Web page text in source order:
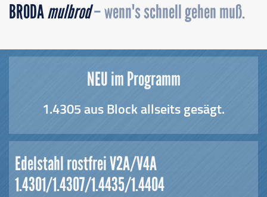
BRODAmulbrod– wenn's schnell gehen muß.
NEU im Programm
1.4305 aus Block allseits gesägt.
Edelstahl rostfrei V2A/V4A
1.4301/1.4307/1.4435/1.4404